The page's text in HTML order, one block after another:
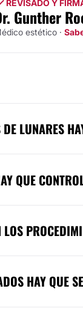
REVISADO Y
Gunther
estético ·
LUNARES
QUE
HAY QUE